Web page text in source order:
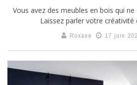
Vous avez des meubles en bois qui
Laissez parler votre créativité
Roxane 17 juin